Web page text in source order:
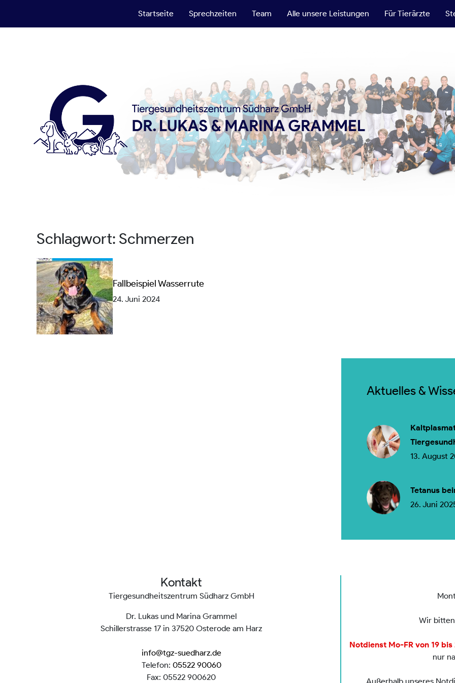
Startseite Sprechzeiten Team Alle unsere Leistungen Für Tierärzte
Schlagwort: Schmerzen
Fallbeispiel Wasserrute
24. Juni 2024
Aktuelles &
13. August
Tetanus
26. Juni
Kontakt
Tiergesundheitszentrum Südharz GmbH
Dr. Lukas und Marina Grammel
Schillerstrasse 17 in 37520 Osterode am Harz
info@tgz-suedharz.de
Telefon: 05522 90060
Fax: 05522 900620
Wir
Notdienst Mo-FR von 19
nur